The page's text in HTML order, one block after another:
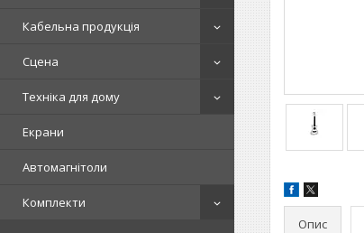
Кабельна продукція
Сцена
Техніка для дому
Екрани
Автомагнітоли
Комплекти
Опис